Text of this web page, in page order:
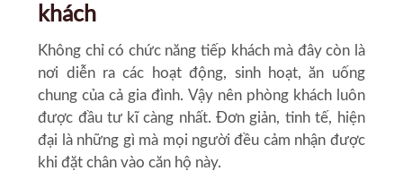
khách
Không chỉ có chức năng tiếp khách mà đây còn là
nơi diễn ra các hoạt động, sinh hoạt, ăn uống
chung của cả gia đình. Vậy nên phòng khách luôn
được đầu tư kĩ càng nhất. Đơn giản, tinh tế, hiện
đại là những gì mà mọi người đều cảm nhận được
khi đặt chân vào căn hộ này.